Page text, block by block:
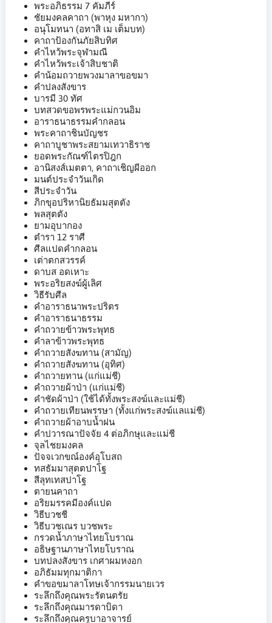
พระอภิธรรม 7 คัมภีร์
ชัยมงคลคาถา (พาหุง มหากา)
อนุโมทนา (อทาสิ เม เต็มบท)
คาถาป้องกันภัยสิบทิศ
คำไหว้พระจุฬามณี
คำไหว้พระเจ้าสิบชาติ
คำน้อมถวายพวงมาลาขอขมา
คำปลงสังขาร
บารมี 30 ทัศ
บทสวดขอพรพระแม่กวนอิม
อาราธนาธรรมคำกลอน
พระคาถาชินบัญชร
คาถาบูชาพระสยามเทวาธิราช
ยอดพระกัณฑ์ไตรปิฎก
อานิสงส์เมตตา, คาถาเชิญผีออก
มนต์ประจำวันเกิด
สีประจำวัน
ภิกขุอปริหานิยธัมมสุตตัง
พลสุตตัง
ยามอุบากอง
ตำรา 12 ราศี
ศีลแปดคำกลอน
เต่าตกสวรรค์
ดาบส อดเหาะ
พระอริยสงฆ์ผู้เลิศ
วิธีรับศีล
คำอาราธนาพระปริตร
คำอาราธนาธรรม
คำถวายข้าวพระพุทธ
คำลาข้าวพระพุทธ
คำถวายสังฆทาน (สามัญ)
คำถวายสังฆทาน (อุทิศ)
คำถวายทาน (แก่แม่ชี)
คำถวายผ้าป่า (แก่แม่ชี)
คำชัดผ้าป่า (ใช้ได้ทั้งพระสงฆ์และแม่ชี)
คำถวายเทียนพรรษา (ทั้งแก่พระสงฆ์แลแม่ชี)
คำถวายผ้าอาบน้ำฝน
คำปวารณาปัจจัย 4 ต่อภิกษุและแม่ชี
จุลไชยมงคล
ปัจจเวกขณ์องค์อุโบสถ
ทสธัมมาสุตตปาโฐ
สีลุทเทสปาโฐ
ตายนคาถา
อริยมรรคมีองค์แปด
วิธีบวชชี
วิธีบวชเณร บวชพระ
กรวดน้ำภาษาไทยโบราณ
อธิษฐานภาษาไทยโบราณ
บทปลงสังขาร เกศาผมหงอก
อภิธัมมทุกมาติกา
คำขอขมาลาโทษเจ้ากรรมนายเวร
ระลึกถึงคุณพระรัตนตรัย
ระลึกถึงคุณมารดาบิดา
ระลึกถึงคุณครูบาอาจารย์